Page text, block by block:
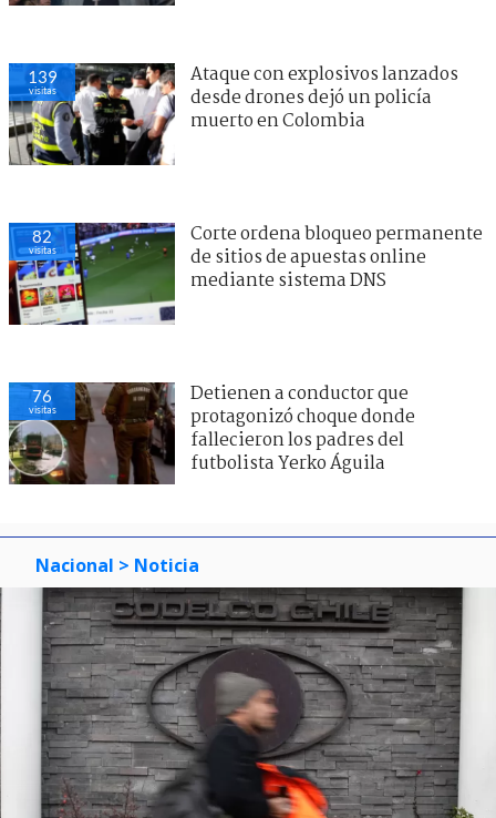
139
visitas
Ataque con explosivos lanzados
desde drones dejó un policía
muerto en Colombia
82
visitas
Corte ordena bloqueo permanente
de sitios de apuestas online
mediante sistema DNS
76
visitas
Detienen a conductor que
protagonizó choque donde
fallecieron los padres del
futbolista Yerko Águila
Nacional > Noticia